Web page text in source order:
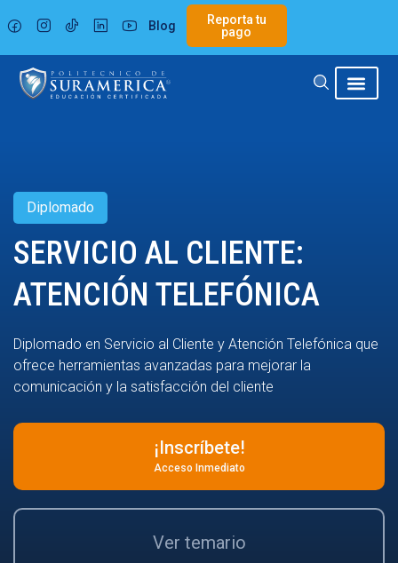
al
contenido
Blog
Reporta tu
pago
Diplomado
SERVICIO AL CLIENTE:
ATENCIÓN TELEFÓNICA
Diplomado en Servicio al Cliente y Atención Telefónica que
ofrece herramientas avanzadas para mejorar la
comunicación y la satisfacción del cliente
¡Inscríbete!
Acceso Inmediato
Ver temario